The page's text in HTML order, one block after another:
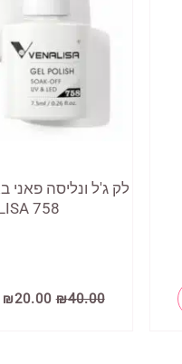
758 VENALISA
₪40.00
המחיר
המקורי
₪20.00